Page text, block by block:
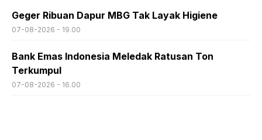
Geger Ribuan Dapur MBG Tak Layak Higiene
07-08-2026 - 19.00
Bank Emas Indonesia Meledak Ratusan Ton
Terkumpul
07-08-2026 - 16.00